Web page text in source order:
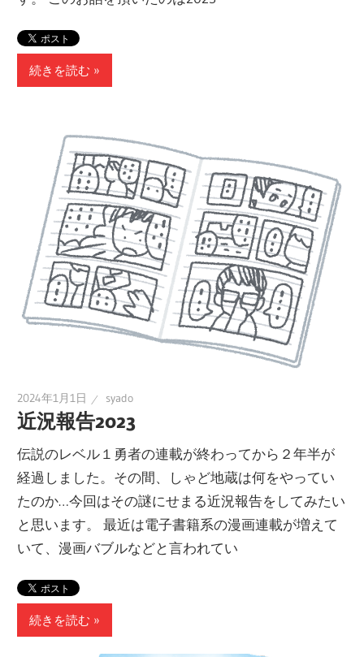
続きを読む
2024年1月1日 syado
近況報告2023
伝説のレベル１勇者の連載が終わってから２年半が
経過しました。その間、しゃど地蔵は何をやってい
たのか…今回はその謎にせまる近況報告をしてみたい
と思います。 最近は電子書籍系の漫画連載が増えて
いて、漫画バブルなどと言われてい
続きを読む